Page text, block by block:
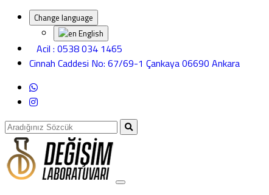
Change language
English
Acil : 0538 034 1465
Cinnah Caddesi No: 67/69-1 Çankaya 06690 Ankara